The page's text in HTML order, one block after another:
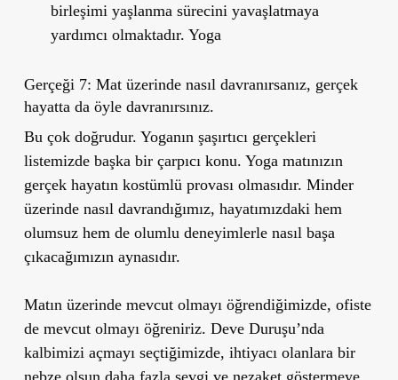
birleşimi yaşlanma sürecini yavaşlatmaya
yardımcı olmaktadır. Yoga
Gerçeği 7: Mat üzerinde nasıl davranırsanız, gerçek
hayatta da öyle davranırsınız.
Bu çok doğrudur. Yoganın şaşırtıcı gerçekleri
listemizde başka bir çarpıcı konu. Yoga matınızın
gerçek hayatın kostümlü provası olmasıdır. Minder
üzerinde nasıl davrandığımız, hayatımızdaki hem
olumsuz hem de olumlu deneyimlerle nasıl başa
çıkacağımızın aynasıdır.
Matın üzerinde mevcut olmayı öğrendiğimizde, ofiste
de mevcut olmayı öğreniriz. Deve Duruşu’nda
kalbimizi açmayı seçtiğimizde, ihtiyacı olanlara bir